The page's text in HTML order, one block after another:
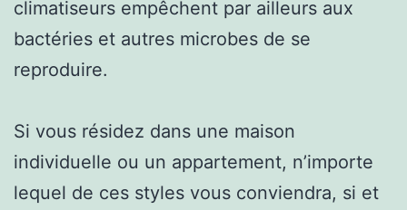
climatiseurs empêchent par ailleurs aux
bactéries et autres microbes de se
reproduire.
Si vous résidez dans une maison
individuelle ou un appartement, n’importe
lequel de ces styles vous conviendra, si et